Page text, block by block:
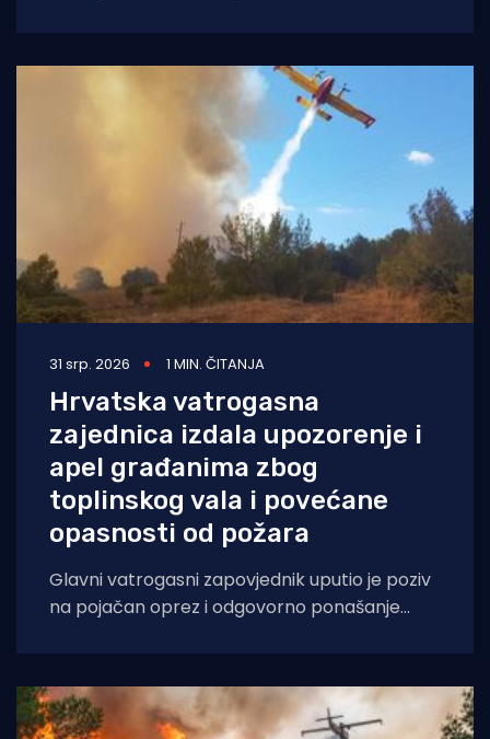
kojima
31 srp. 2026 1 MIN. ČITANJA
Hrvatska vatrogasna
zajednica izdala upozorenje i
apel građanima zbog
toplinskog vala i povećane
opasnosti od požara
Glavni vatrogasni zapovjednik uputio je poziv
na pojačan oprez i odgovorno ponašanje